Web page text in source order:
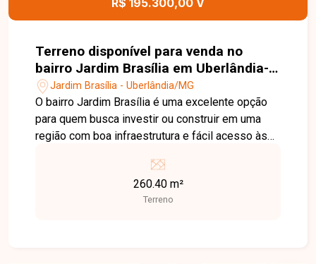
R$ 195.300,00 V
Terreno disponível para venda no
bairro Jardim Brasília em Uberlândia-
MGJardim Brasília - Uberlândia/MG
O bairro Jardim Brasília é uma excelente opção
para quem busca investir ou construir em uma
região com boa infraestrutura e fácil acesso às
comércios, escolas, supermercados e diversos
serviços que proporcionam praticidade e
260.40 m²
Terreno